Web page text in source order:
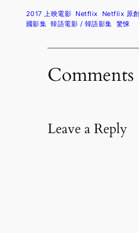
2017 上映電影 Netflix Netflix 原創
國影集 韓語電影 / 韓語影集 驚悚
Comments
Leave a Reply